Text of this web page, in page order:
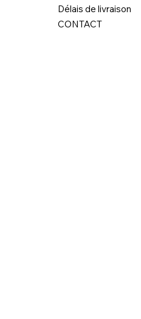
Délais de livraison
CONTACT